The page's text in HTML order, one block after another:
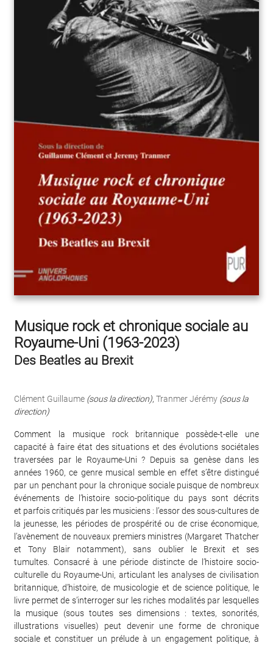
Musique rock et chronique sociale au
Royaume-Uni (1963-2023)
Des Beatles au Brexit
Clément Guillaume (sous la direction), Tranmer Jérémy (sous la
direction)
Comment la musique rock britannique possède-t-elle une
capacité à faire état des situations et des évolutions sociétales
traversées par le Royaume-Uni ? Depuis sa genèse dans les
années 1960, ce genre musical semble en effet s’être distingué
par un penchant pour la chronique sociale puisque de nombreux
événements de l’histoire socio-politique du pays sont décrits
et parfois critiqués par les musiciens : l’essor des sous-cultures de
la jeunesse, les périodes de prospérité ou de crise économique,
l’avènement de nouveaux premiers ministres (Margaret Thatcher
et Tony Blair notamment), sans oublier le Brexit et ses
tumultes. Consacré à une période distincte de l’histoire socio-
culturelle du Royaume-Uni, articulant les analyses de civilisation
britannique, d’histoire, de musicologie et de science politique, le
livre permet de s’interroger sur les riches modalités par lesquelles
la musique (sous toutes ses dimensions : textes, sonorités,
illustrations visuelles) peut devenir une forme de chronique
sociale et constituer un prélude à un engagement politique, à